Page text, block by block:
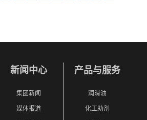
新闻中心
集团新闻
媒体报道
产品与服务
润滑油
化工助剂